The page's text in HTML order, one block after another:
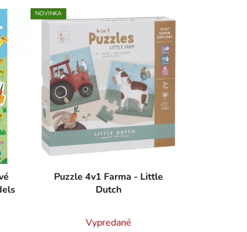
e
n
e
p
r
o
d
u
k
NOVINKA
Puzzle 4v1 Farma - Little
Dutch
Vypredané